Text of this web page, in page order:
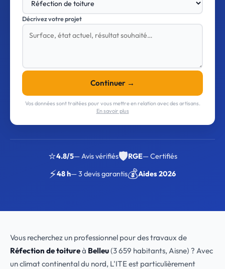
Décrivez votre projet
Continuer →
Vos données sont traitées pour vous mettre en relation avec des artisans.
En savoir plus
⭐4.8/5— Avis vérifiés🛡️RGE— Certifiés
⚡48 h— 3 devis garantis💰Aides 2026
Vous recherchez un professionnel pour des travaux de
Réfection de toitureà Belleu(3 659 habitants, Aisne) ? Avec
un climat continental du nord, L'ITE est particulièrement